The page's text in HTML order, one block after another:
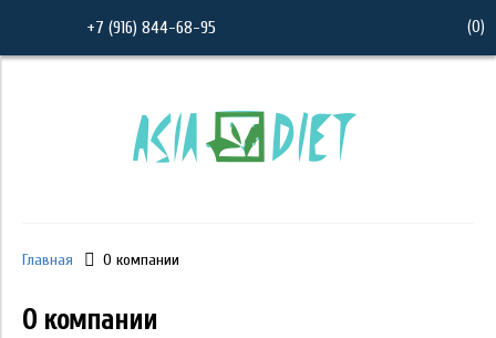
+7 (916) 844-68-95 (0)
Главная О компании
О компании